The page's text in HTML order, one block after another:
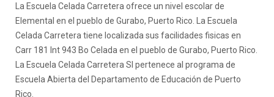
La Escuela Celada Carretera ofrece un nivel escolar de
Elemental en el pueblo de Gurabo, Puerto Rico. La Escuela
Celada Carretera tiene localizada sus facilidades fisicas en
Carr 181 Int 943 Bo Celada en el pueblo de Gurabo, Puerto Rico.
La Escuela Celada Carretera SI pertenece al programa de
Escuela Abierta del Departamento de Educación de Puerto
Rico.